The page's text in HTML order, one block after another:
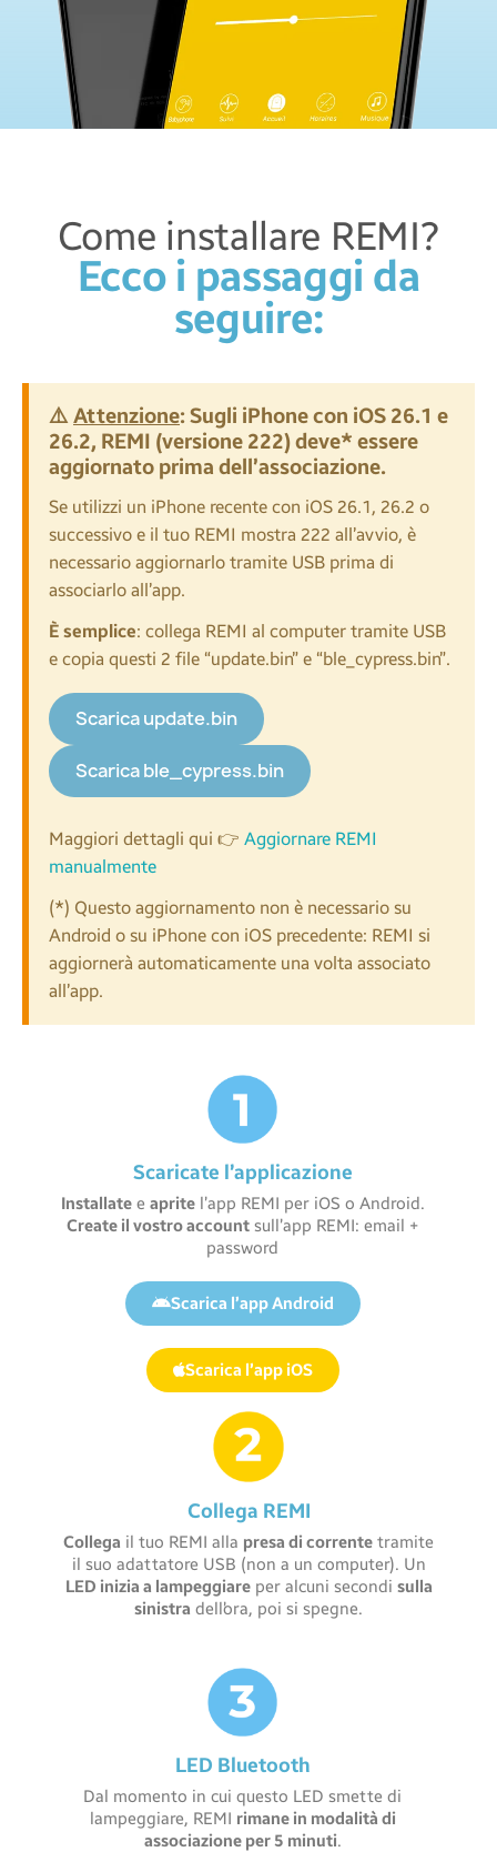
Come installare REMI?
Ecco i passaggi da
seguire:
⚠️Attenzione: Sugli iPhone con iOS 26.1 e
26.2, REMI (versione 222) deve* essere
aggiornato prima dell’associazione.
Se utilizzi un iPhone recente con iOS 26.1, 26.2 o
successivo e il tuo REMI mostra 222 all’avvio, è
necessario aggiornarlo tramite USB prima di
associarlo all’app.
È semplice: collega REMI al computer tramite USB
e copia questi 2 file “update.bin” e “ble_cypress.bin”.
Scarica update.bin
Scarica ble_cypress.bin
Maggiori dettagli qui 👉 Aggiornare REMI
manualmente
(*) Questo aggiornamento non è necessario su
Android o su iPhone con iOS precedente: REMI si
aggiornerà automaticamente una volta associato
all’app.
Scaricate l’applicazione
Installatee apritel’app REMI per iOS o Android.
Create il vostro account sull’app REMI: email +
password
Scarica l’app Android
Scarica l’app iOS
Collega REMI
Collega il tuo REMI alla presa di corrente tramite
il suo adattatore USB (non a un computer). Un
LED inizia a lampeggiareper alcuni secondi sulla
sinistra dell’ora, poi si spegne.
LED Bluetooth
Dal momento in cui questo LED smette di
lampeggiare, REMI rimane in modalità di
associazione per 5 minuti.